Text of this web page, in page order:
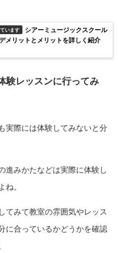
います
シアーミュージックスクール
メリットとメリットを詳しく紹介
験レッスンに行ってみ
実際には体験してみないと分
進みかたなどは実際に体験し
ね。
てみて教室の雰囲気やレッス
に合っているかどうかを確認